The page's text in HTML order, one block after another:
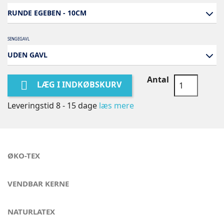
RUNDE EGEBEN - 10CM
SENGEGAVL
UDEN GAVL
 LÆG I INDKØBSKURV Antal
Leveringstid 8 - 15 dage læs mere
ØKO-TEX
VENDBAR KERNE
NATURLATEX